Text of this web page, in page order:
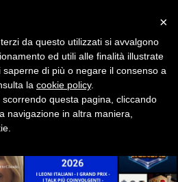
×
da questo utilizzati si avvalgono
ed utili alle finalità illustrate
saperne di più o negare il consenso a
la cookie policy.
questa pagina, cliccando
navigazione in altra maniera,